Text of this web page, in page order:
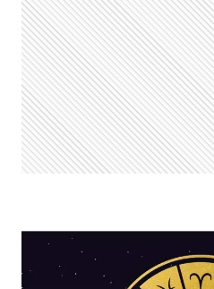
PREVISÃO
DO
SIGNO
HOJE,
QUINTA,
08/05/2025